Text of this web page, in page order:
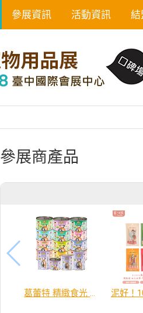
參展資訊 活動資訊 結
參展商產品
葛蕾特 精緻食光 主食貓罐、貓餐包